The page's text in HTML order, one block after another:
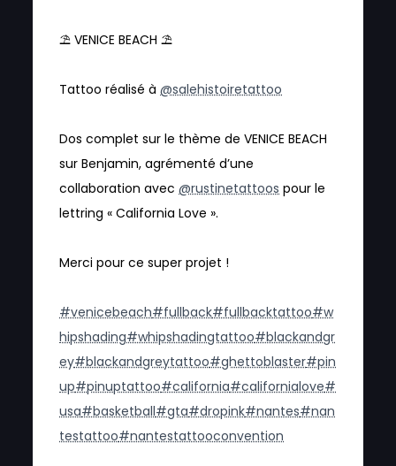
⛱ VENICE BEACH ⛱
Tattoo réalisé à@salehistoiretattoo
Dos complet sur le thème de VENICE BEACH
sur Benjamin, agrémenté d’une
collaboration avec@rustinetattoos pour le
lettring « California Love ».
Merci pour ce super projet !
#venicebeach#fullback#fullbacktattoo#w
hipshading#whipshadingtattoo#blackandgr
ey#blackandgreytattoo#ghettoblaster#pin
up#pinuptattoo#california#californialove#
usa#basketball#gta#dropink#nantes#nan
testattoo#nantestattooconvention